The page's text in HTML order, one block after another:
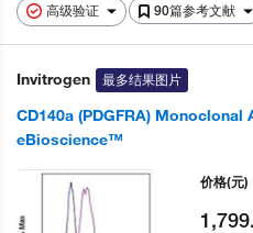
高级验证 90篇参考文献
Invitrogen 最多结果图片
CD140a (PDGFRA) Monoclonal
eBioscience™
价格(元)